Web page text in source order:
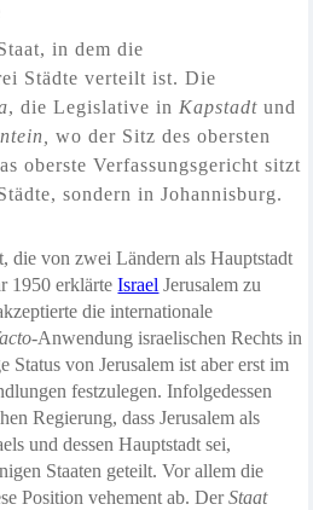
in dem die
Städte verteilt ist. Die
, die Legislative in Kapstadt und
wo der Sitz des obersten
oberste Verfassungsgericht sitzt
sondern in Johannisburg.
die von zwei Ländern als Hauptstadt
1950 erklärteIsrael Jerusalem zu
die internationale
-Anwendung israelischen Rechts in
Status von Jerusalem ist aber erst im
festzulegen. Infolgedessen
Regierung, dass Jerusalem als
und dessen Hauptstadt sei,
Staaten geteilt. Vor allem die
Position vehement ab. DerStaat